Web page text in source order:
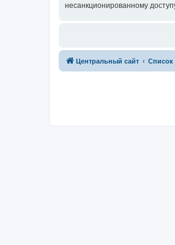
несанкционированному
Центральный сайт